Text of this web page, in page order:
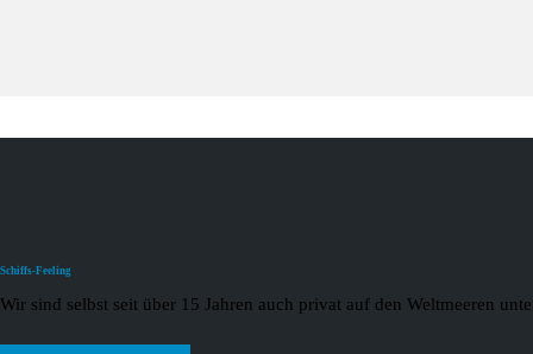
Schiffs-Feeling
Wir sind selbst seit über 15 Jahren auch privat auf den Weltmeeren